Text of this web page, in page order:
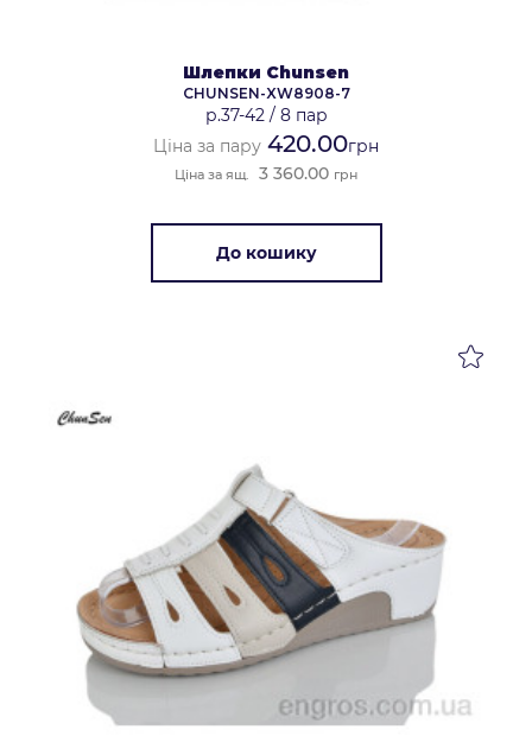
Шлепки Chunsen
CHUNSEN-XW8908-7
р.37-42/ 8 пар
Ціна за пару 420.00грн
Ціна за ящ. 3 360.00 грн
До кошику